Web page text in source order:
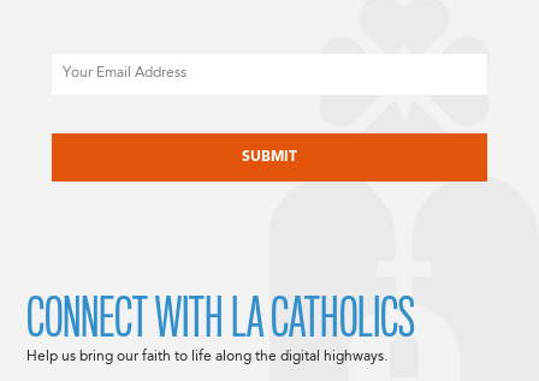
CONNECT WITH LA CATHOLICS
Help us bring our faith to life along the digital highways.